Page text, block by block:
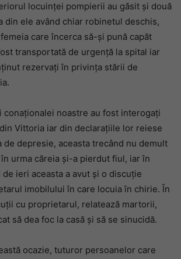
locuinței pompierii au găsit și două
din ele având chiar robinetul deschis,
care încerca să-și pună capăt
transportată de urgență la spital iar
rezervați în privința stării de
conaționalei noastre au fost interogați
Vittoria iar din declarațiile lor reiese
de depresie, aceasta trecând nu demult
urma căreia și-a pierdut fiul, iar în
ieri aceasta a avut și o discuție
imobilului în care locuia în chirie. În
cu proprietarul, relatează martorii,
să dea foc la casă și să se sinucidă.
ocazie, tuturor persoanelor care